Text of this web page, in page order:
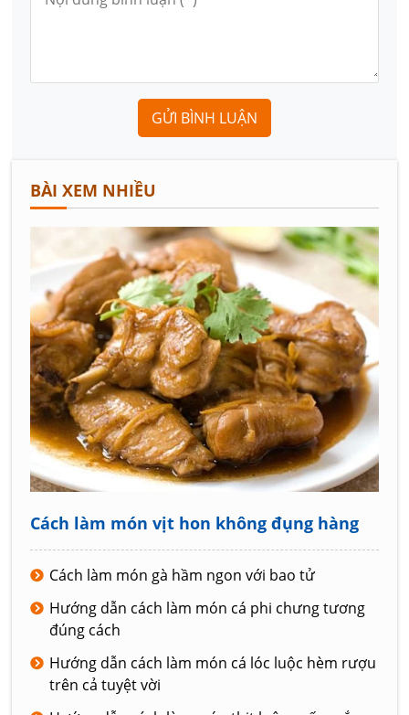
GỬI BÌNH LUẬN
BÀI XEM NHIỀU
Cách làm món vịt hon không đụng hàng
Cách làm món gà hầm ngon với bao tử
Hướng dẫn cách làm món cá phi chưng tương
đúng cách
Hướng dẫn cách làm món cá lóc luộc hèm rượu
trên cả tuyệt vời